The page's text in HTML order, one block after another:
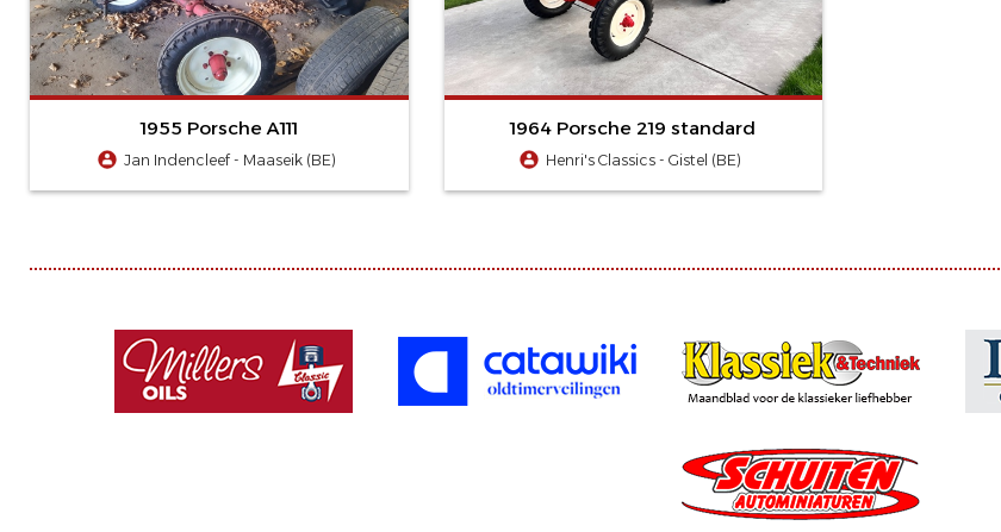
1955 Porsche A111
Jan Indencleef - Maaseik (BE)
1964 Porsche 219 standard
Henri's Classics - Gistel (BE)